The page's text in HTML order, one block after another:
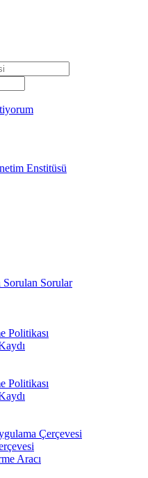
Sorulan Sorular
Politikası
Politikası
Çerçevesi
Aracı